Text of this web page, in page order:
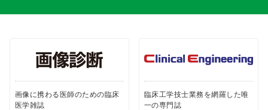
画像に携わる医師のための臨床
医学雑誌
臨床工学技士業務を網羅した唯
一の専門誌